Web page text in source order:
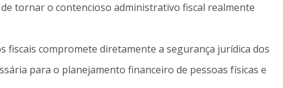
tornar o contencioso administrativo fiscal realmente
compromete diretamente a segurança jurídica dos
para o planejamento financeiro de pessoas físicas e